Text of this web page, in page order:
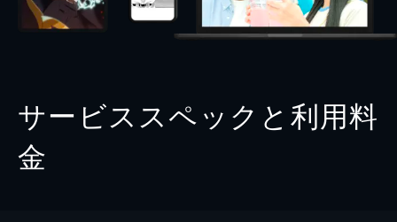
サービススペックと利用料
金